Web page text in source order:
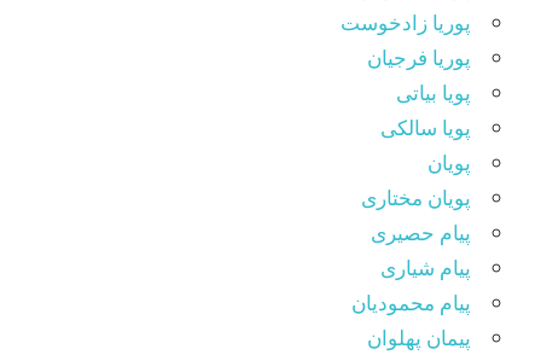
پوریا زادخوست
پوریا فرجیان
پویا بیاتی
پویا سالکی
پویان
پویان مختاری
پیام حصیری
پیام شیاری
پیام محمودیان
پیمان پهلوان